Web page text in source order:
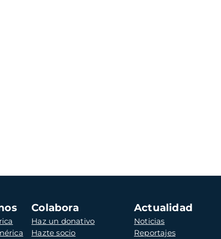
Colabora
Haz un donativo
Hazte socio
Actualidad
Noticias
Reportajes